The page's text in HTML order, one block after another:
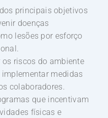
principais objetivos
doenças
lesões por esforço
os riscos do ambiente
medidas
colaboradores.
que incentivam
físicas e